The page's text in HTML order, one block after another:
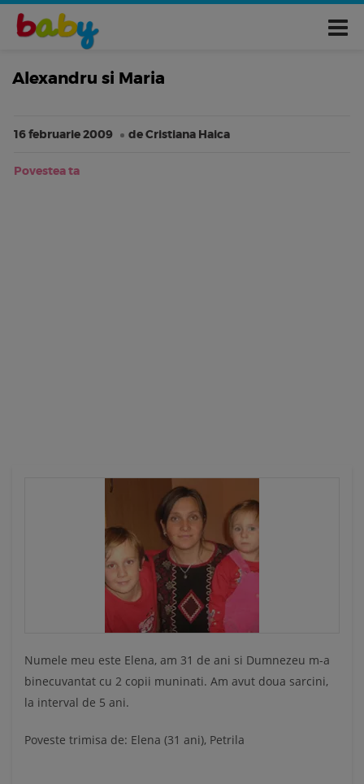
Alexandru si Maria
16 februarie 2009 de Cristiana Haica
Povestea ta
Numele meu este Elena, am 31 de ani si Dumnezeu m-a
binecuvantat cu 2 copii muninati. Am avut doua sarcini,
la interval de 5 ani.
Poveste trimisa de: Elena (31 ani), Petrila